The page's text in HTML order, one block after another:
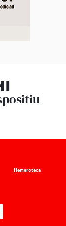
Hemeroteca